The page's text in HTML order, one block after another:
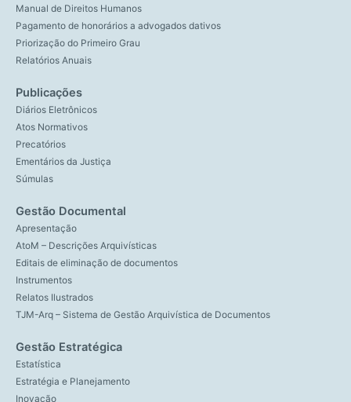
Manual de Direitos Humanos
Pagamento de honorários a advogados dativos
Priorização do Primeiro Grau
Relatórios Anuais
Publicações
Diários Eletrônicos
Atos Normativos
Precatórios
Ementários da Justiça
Súmulas
Gestão Documental
Apresentação
AtoM – Descrições Arquivísticas
Editais de eliminação de documentos
Instrumentos
Relatos Ilustrados
TJM-Arq – Sistema de Gestão Arquivística de Documentos
Gestão Estratégica
Estatística
Estratégia e Planejamento
Inovação